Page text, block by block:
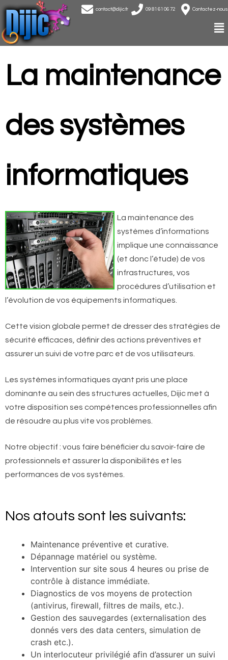
contact@dijic.fr 09 81 61 06 72 Contactez-nous
La maintenance
des systèmes
informatiques
La maintenance des
systèmes d’informations
implique une connaissance
(et donc l’étude) de vos
infrastructures, vos
procédures d’utilisation et
l’évolution de vos équipements informatiques.
Cette vision globale permet de dresser des stratégies de
sécurité efficaces, définir des actions préventives et
assurer un suivi de votre parc et de vos utilisateurs.
Les systèmes informatiques ayant pris une place
dominante au sein des structures actuelles, Dijic met à
votre disposition ses compétences professionnelles afin
de résoudre au plus vite vos problèmes.
Notre objectif : vous faire bénéficier du savoir-faire de
professionnels et assurer la disponibilités et les
performances de vos systèmes.
Nos atouts sont les suivants:
Maintenance préventive et curative.
Dépannage matériel ou système.
Intervention sur site sous 4 heures ou prise de
contrôle à distance immédiate.
Diagnostics de vos moyens de protection
(antivirus, firewall, filtres de mails, etc.).
Gestion des sauvegardes (externalisation des
donnés vers des data centers, simulation de
crash etc.).
Un interlocuteur privilégié afin d’assurer un suivi